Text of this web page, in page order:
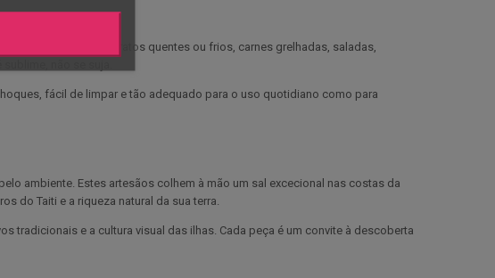
Polvilhe sobre pratos quentes ou frios, carnes grelhadas, saladas,
não se suja.
fácil de limpar e tão adequado para o uso quotidiano como para
ambiente. Estes artesãos colhem à mão um sal excecional nas costas da
do Taiti e a riqueza natural da sua terra.
tradicionais e a cultura visual das ilhas. Cada peça é um convite à descoberta